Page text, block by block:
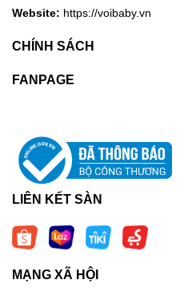
Website: https://voibaby.vn
CHÍNH SÁCH
FANPAGE
LIÊN KẾT SÀN
MẠNG XÃ HỘI